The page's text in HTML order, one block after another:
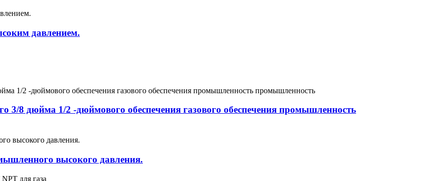
давлением.
3/8 дюйма 1/2 -дюймового обеспечения газового обеспечения промышленность
высокого давления.